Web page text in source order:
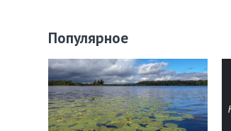
Популярное